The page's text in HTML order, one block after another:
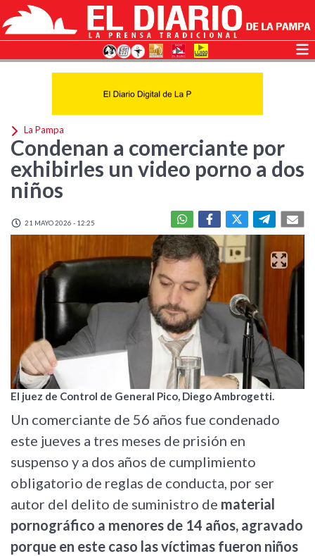
La Pampa
Condenan a comerciante por
exhibirles un video porno a dos
niños
21 MAYO 2026 - 12:25
El juez de Control de General Pico, Diego Ambrogetti.
Un comerciante de 56 años fue condenado
este jueves a tres meses de prisión en
suspenso y a dos años de cumplimiento
obligatorio de reglas de conducta, por ser
autor del delito de suministro de material
pornográfico a menores de 14 años, agravado
porque en este caso las víctimas fueron niños